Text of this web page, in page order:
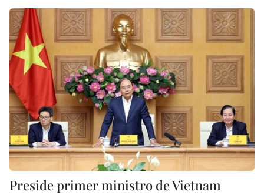
Preside primer ministro de Vietnam